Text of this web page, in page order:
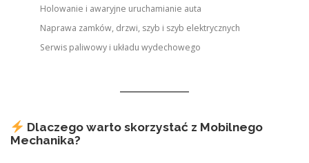
Holowanie i awaryjne uruchamianie auta
Naprawa zamków, drzwi, szyb i szyb elektrycznych
Serwis paliwowy i układu wydechowego
Dlaczego warto skorzystać z Mobilnego
Mechanika?